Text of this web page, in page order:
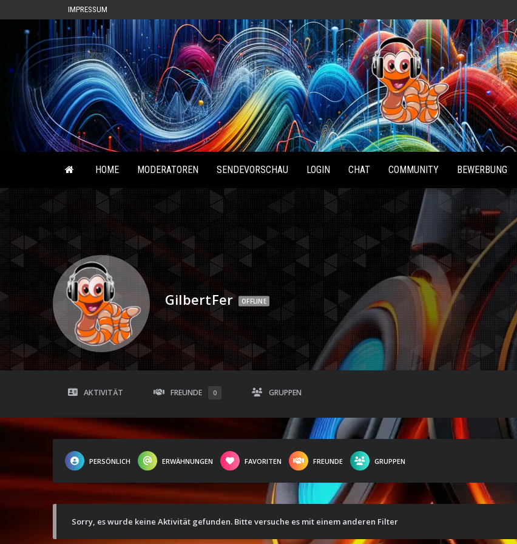
IMPRESSUM
Radio
Waterlu
HOME MODERATOREN SENDEVORSCHAU LOGIN CHAT COMMUNITY BEWERBUNG
GilbertFer OFFLINE
AKTIVITÄT FREUNDE 0 GRUPPEN
PERSÖNLICH ERWÄHNUNGEN FAVORITEN FREUNDE GRUPPEN
Sorry, es wurde keine Aktivität gefunden. Bitte versuche es mit einem anderen Filter